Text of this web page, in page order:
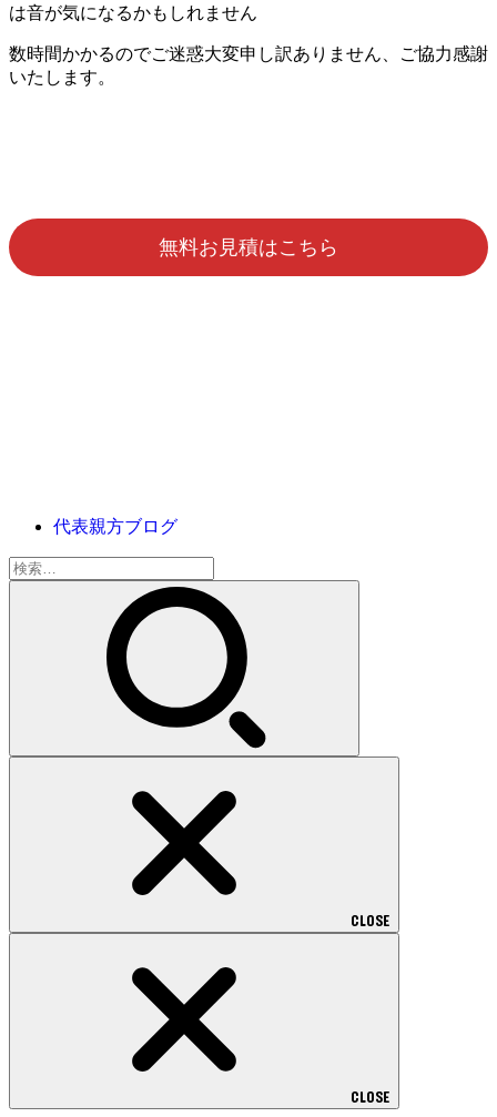
は音が気になるかもしれません
数時間かかるのでご迷惑大変申し訳ありません、ご協力感謝
いたします。
無料お見積はこちら
代表親方ブログ
検
索:
CLOSE
CLOSE